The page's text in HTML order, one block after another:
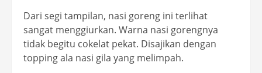
Dari segi tampilan, nasi goreng ini terlihat
sangat menggiurkan. Warna nasi gorengnya
tidak begitu cokelat pekat. Disajikan dengan
topping ala nasi gila yang melimpah.